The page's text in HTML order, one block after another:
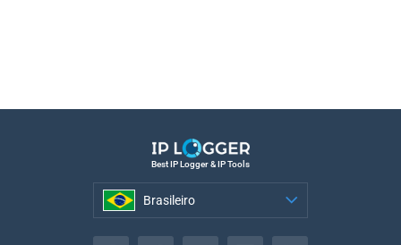
Best IP Logger & IP Tools
Brasileiro
Brasileiro